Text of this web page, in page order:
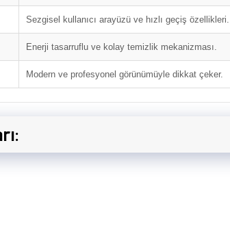
Sezgisel kullanıcı arayüzü ve hızlı geçiş özellikleri.
Enerji tasarruflu ve kolay temizlik mekanizması.
Modern ve profesyonel görünümüyle dikkat çeker.